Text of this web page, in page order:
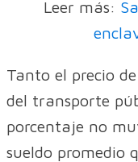
Leer más:
Tanto el precio
del transporte
porcentaje no
sueldo promedio